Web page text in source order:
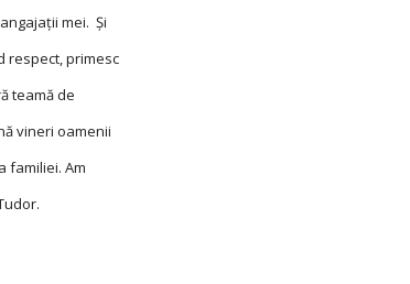
mei. Și
respect, primesc
teamă de
vineri oamenii
familiei. Am